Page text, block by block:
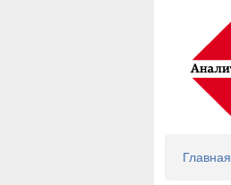
Главная